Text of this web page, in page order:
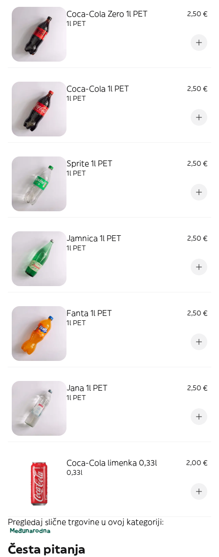
Coca-Cola Zero 1l PET
2,50 €
1l PET
Coca-Cola 1l PET
2,50 €
1l PET
Sprite 1l PET
2,50 €
1l PET
Jamnica 1l PET
2,50 €
1l PET
Fanta 1l PET
2,50 €
1l PET
Jana 1l PET
2,50 €
1l PET
Coca-Cola limenka 0,33l
2,00 €
0,33l
Pregledaj slične trgovine u ovoj kategoriji:
Međunarodna
Česta pitanja